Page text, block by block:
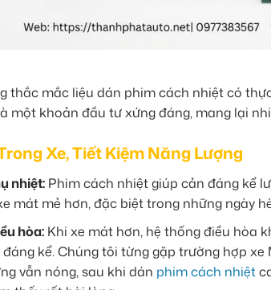
thắc mắc liệu dán phim cách nhiệt có
một khoản đầu tư xứng đáng, mang lại
Xe, Tiết Kiệm Năng Lượng
nhiệt: Phim cách nhiệt giúp cản đáng kể
mát mẻ hơn, đặc biệt trong những ngày
hòa: Khi xe mát hơn, hệ thống điều hòa
kể. Chúng tôi từng gặp trường hợp
vẫn nóng, sau khi dán phim cách nhiệt